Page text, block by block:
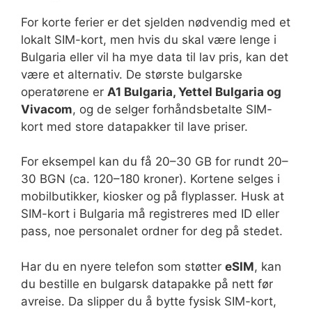
For korte ferier er det sjelden nødvendig med et
lokalt SIM-kort, men hvis du skal være lenge i
Bulgaria eller vil ha mye data til lav pris, kan det
være et alternativ. De største bulgarske
operatørene er A1 Bulgaria, Yettel Bulgaria og
Vivacom, og de selger forhåndsbetalte SIM-
kort med store datapakker til lave priser.
For eksempel kan du få 20–30 GB for rundt 20–
30 BGN (ca. 120–180 kroner). Kortene selges i
mobilbutikker, kiosker og på flyplasser. Husk at
SIM-kort i Bulgaria må registreres med ID eller
pass, noe personalet ordner for deg på stedet.
Har du en nyere telefon som støtter eSIM, kan
du bestille en bulgarsk datapakke på nett før
avreise. Da slipper du å bytte fysisk SIM-kort,